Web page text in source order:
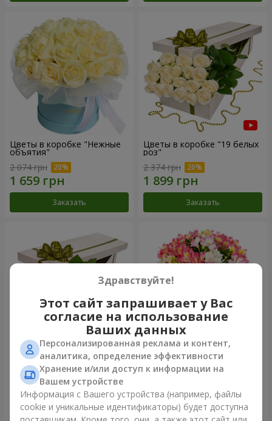
Цветы в коробке "Нежные
объятия"
2 074 грн
Заказать
Цветы в коробке "19 белых
роз"
2 374 грн
Заказать
Цветы в коробке "15
розовых роз"
2 540 грн
Заказать
Букет "Сказка для двоих!"
Заказать
Здравствуйте!
Этот сайт запрашивает у Вас
согласие на использование
Ваших данных
Персонализированная реклама и контент,
аналитика, определение эффективности
Хранение и/или доступ к информации на
Вашем устройстве
Информация с Вашего устройства (например, файлы
cookie и уникальные идентификаторы) будет доступна